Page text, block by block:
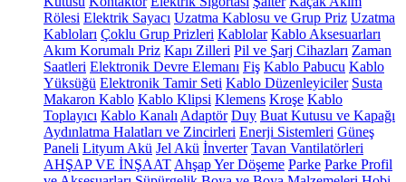
Rölesi Elektrik Sayacı Uzatma Kablosu ve Grup Priz Uzatma
Kabloları Çoklu Grup Prizleri Kablolar Kablo Aksesuarları
Akım Korumalı Priz Kapı Zilleri Pil ve Şarj Cihazları Zaman
Saatleri Elektronik Devre Elemanı Fiş Kablo Pabucu Kablo
Yüksüğü Elektronik Tamir Seti Kablo Düzenleyiciler Susta
Makaron Kablo Kablo Klipsi Klemens Kroşe Kablo
Toplayıcı Kablo Kanalı Adaptör Duy Buat Kutusu ve Kapağı
Aydınlatma Halatları ve Zincirleri Enerji Sistemleri Güneş
Paneli Lityum Akü Jel Akü İnverter Tavan Vantilatörleri
AHŞAP VE İNŞAAT Ahşap Yer Döşeme Parke Parke Profil